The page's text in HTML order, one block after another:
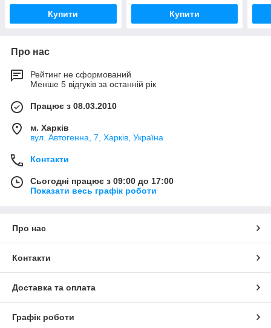
Купити Купити
Про нас
Рейтинг не сформований
Менше 5 відгуків за останній рік
Працює з 08.03.2010
м. Харків
вул. Автогенна, 7, Харків, Україна
Контакти
Сьогодні працює з 09:00 до 17:00
Показати весь графік роботи
Про нас
Контакти
Доставка та оплата
Графік роботи